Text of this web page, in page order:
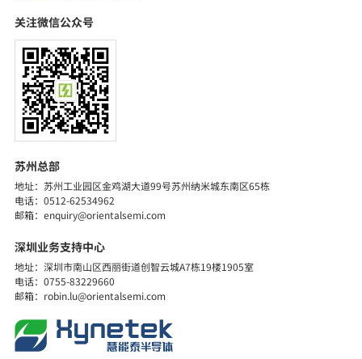
关注微信公众号
苏州总部
地址：苏州工业园区金鸡湖大道99号苏州纳米城东南区65栋
电话：0512-62534962
邮箱：enquiry@orientalsemi.com
深圳业务支持中心
地址：深圳市南山区西丽街道创智云城A7栋19楼1905室
电话：0755-83229660
邮箱：robin.lu@orientalsemi.com